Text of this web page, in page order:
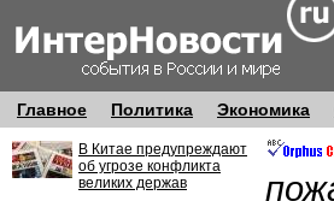
Главное Политика Экономика
В Китае предупреждают
об угрозе конфликта
великих держав